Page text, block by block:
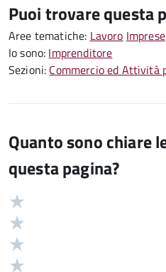
Puoi trovare questa
Aree tematiche: Lavoro Imprese
Io sono: Imprenditore
Sezioni: Commercio ed Attività
Quanto sono chiare
questa pagina?
Valutazione